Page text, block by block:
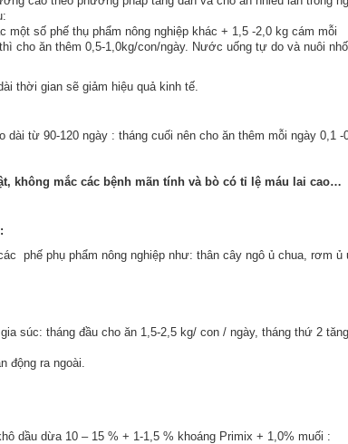
số phế thụ phẩm nông nghiệp khác + 1,5 -2,0 kg cám mỗi
cho ăn thêm 0,5-1,0kg/con/ngày. Nước uống tự do và nuôi
thời gian sẽ giảm hiệu quả kinh tế.
từ 90-120 ngày : tháng cuối nên cho ăn thêm mỗi ngày 0,1 -
không mắc các bệnh mãn tính và bò có tỉ lệ máu lai cao…
phế phụ phẩm nông nghiệp như: thân cây ngô ủ chua, rơm ủ
súc: tháng đầu cho ăn 1,5-2,5 kg/ con / ngày, tháng thứ 2 tăng
động ra ngoài.
dầu dừa 10 – 15 % + 1-1,5 % khoáng Primix + 1,0% muối :